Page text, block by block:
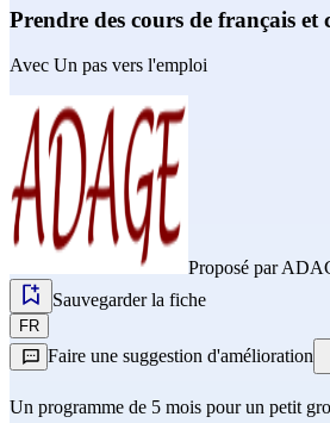
Prendre des cours de français
Avec Un pas vers l'emploi
Proposé par
Sauvegarder la fiche
FR
Faire une suggestion d'amélioration
Un programme de 5 mois pour un petit